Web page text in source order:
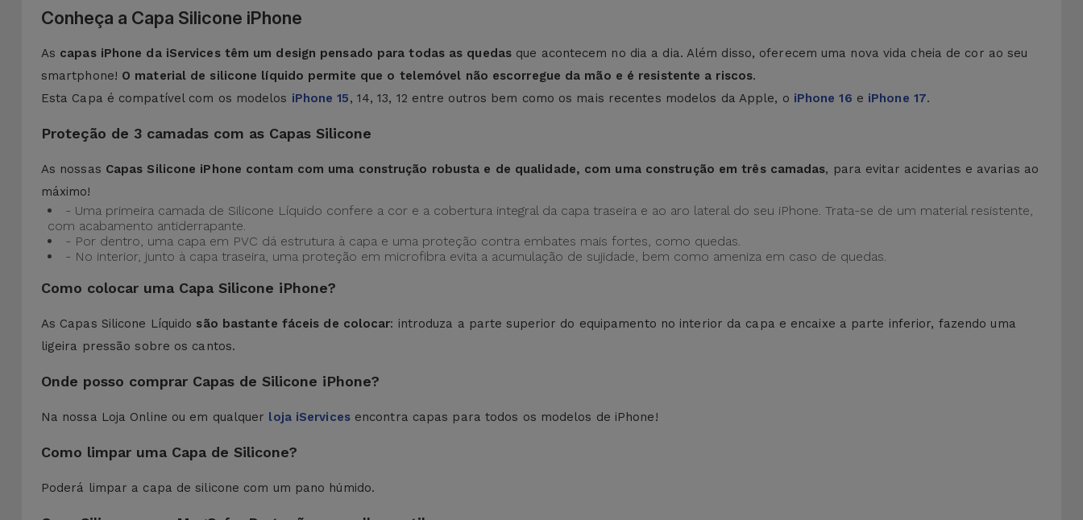
Conheça a Capa Silicone iPhone
As capas iPhone da iServices têm um design pensado para todas as quedas que acontecem no dia a dia. Além disso, oferecem uma nova vida cheia de cor ao seu
smartphone! O material de silicone líquido permite que o telemóvel não escorregue da mão e é resistente a riscos.
Esta Capa é compatível com os modelos iPhone 15, 14, 13, 12 entre outros bem como os mais recentes modelos da Apple, o iPhone 16 e iPhone 17.
Proteção de 3 camadas com as Capas Silicone
As nossas Capas Silicone iPhone contam com uma construção robusta e de qualidade, com uma construção em três camadas, para evitar acidentes e avarias ao
máximo!
- Uma primeira camada de Silicone Líquido confere a cor e a cobertura integral da capa traseira e ao aro lateral do seu iPhone. Trata-se de um material resistente,
com acabamento antiderrapante.
- Por dentro, uma capa em PVC dá estrutura à capa e uma proteção contra embates mais fortes, como quedas.
- No interior, junto à capa traseira, uma proteção em microfibra evita a acumulação de sujidade, bem como ameniza em caso de quedas.
Como colocar uma Capa Silicone iPhone?
As Capas Silicone Líquido são bastante fáceis de colocar: introduza a parte superior do equipamento no interior da capa e encaixe a parte inferior, fazendo uma
ligeira pressão sobre os cantos.
Onde posso comprar Capas de Silicone iPhone?
Na nossa Loja Online ou em qualquer loja iServicesencontra capas para todos os modelos de iPhone!
Como limpar uma Capa de Silicone?
Poderá limpar a capa de silicone com um pano húmido.